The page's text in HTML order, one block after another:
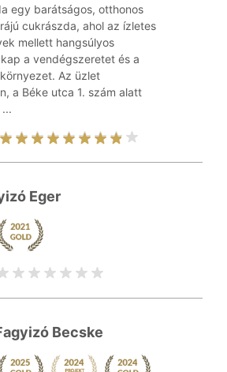
egy barátságos, otthonos
cukrászda, ahol az ízletes
mellett hangsúlyos
a vendégszeretet és a
Az üzlet
a Béke utca 1. szám alatt
Eger
Becske